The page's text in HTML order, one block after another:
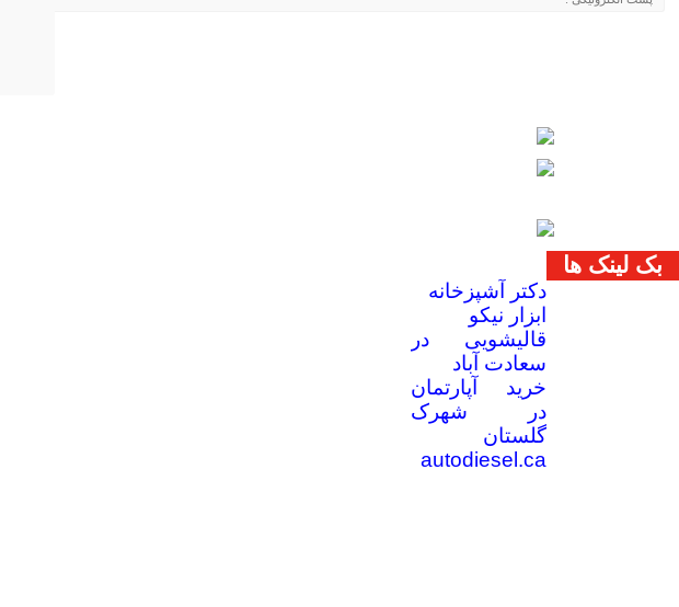
بک لینک ها
دکتر آشپزخانه
ابزار نیکو
قالیشویی در
سعادت آباد
خرید آپارتمان
در شهرک
گلستان
autodiesel.ca